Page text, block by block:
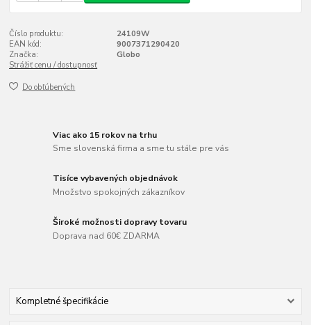
Číslo produktu:
24109W
EAN kód:
9007371290420
Značka:
Globo
Strážiť cenu / dostupnosť
Do obľúbených
Viac ako 15 rokov na trhu
Sme slovenská firma a sme tu stále pre vás
Tisíce vybavených objednávok
Množstvo spokojných zákazníkov
Široké možnosti dopravy tovaru
Doprava nad 60€ ZDARMA
Kompletné špecifikácie